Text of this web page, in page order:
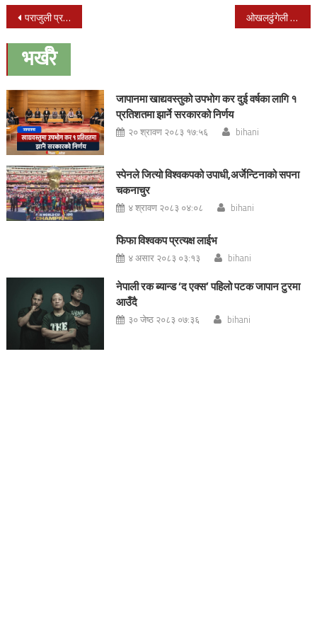
Post
navigation
पराजुली प्रधानन्यायाधीशमा अनुमोदन ओखलढुंगेली श्रष्टा तथा सर्जक माझीको “पुर्बेली मायाले” चर्चामा
भर्खरै
जापानमा खाद्यवस्तुको उपभोग कर दुई वर्षका लागि १
प्रतिशतमा झार्ने सरकारको निर्णय
२० श्रावण २०८३ १७:५६ bihani
स्पेनले जित्यो विश्वकपको उपाधी,अर्जेन्टिनाको सपना
चकनाचुर
४ श्रावण २०८३ ०४:०८ bihani
फिफा विश्वकप प्रत्यक्ष लाईभ
४ असार २०८३ ०३:१३ bihani
नेपाली रक ब्यान्ड ‘द एक्स’ पहिलो पटक जापान टुरमा
आउँदै
३० जेष्ठ २०८३ ०७:३६ bihani